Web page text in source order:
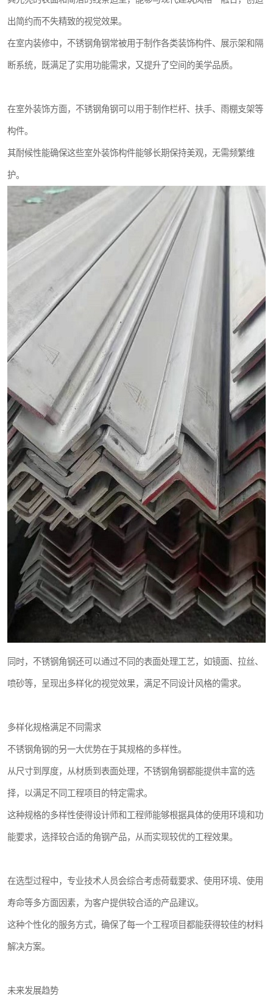
出简约而不失精致的视觉效果。
在室内装修中，不锈钢角钢常被用于制作各类装饰构件、展示架和隔
断系统，既满足了实用功能需求，又提升了空间的美学品质。
在室外装饰方面，不锈钢角钢可以用于制作栏杆、扶手、雨棚支架等
构件。
其耐候性能确保这些室外装饰构件能够长期保持美观，无需频繁维
护。
同时，不锈钢角钢还可以通过不同的表面处理工艺，如镜面、拉丝、
喷砂等，呈现出多样化的视觉效果，满足不同设计风格的需求。
多样化规格满足不同需求
不锈钢角钢的另一大优势在于其规格的多样性。
从尺寸到厚度，从材质到表面处理，不锈钢角钢都能提供丰富的选
择，以满足不同工程项目的特定需求。
这种规格的多样性使得设计师和工程师能够根据具体的使用环境和功
能要求，选择较合适的角钢产品，从而实现较优的工程效果。
在选型过程中，专业技术人员会综合考虑荷载要求、使用环境、使用
寿命等多方面因素，为客户提供较合适的产品建议。
这种个性化的服务方式，确保了每一个工程项目都能获得较佳的材料
解决方案。
未来发展趋势